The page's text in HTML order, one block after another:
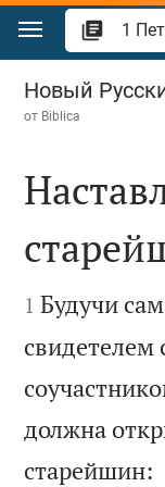
Перейти к
1 Петра 5
Новый
от Biblica


1 Будучи
свидетелем
должна
старейшин: